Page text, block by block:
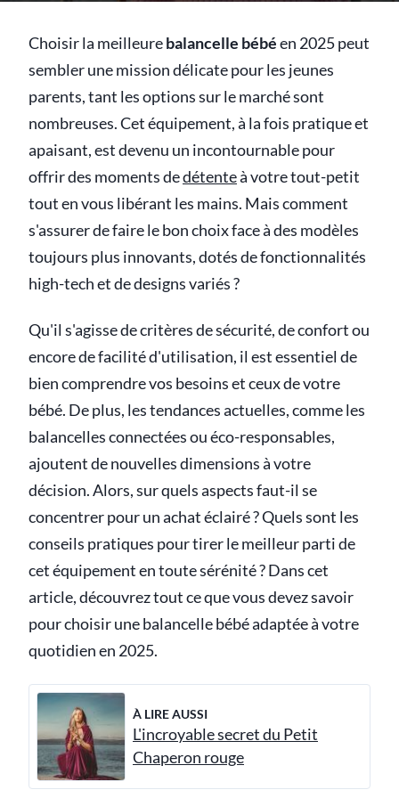
Choisir la meilleurebalancelle bébéen 2025 peut
sembler une mission délicate pour les jeunes
parents, tant les options sur le marché sont
nombreuses. Cet équipement, à la fois pratique et
apaisant, est devenu un incontournable pour
offrir des moments dedétenteà votre tout-petit
tout en vous libérant les mains. Mais comment
s'assurer de faire le bon choix face à des modèles
toujours plus innovants, dotés de fonctionnalités
high-tech et de designs variés ?
Qu'il s'agisse de critères de sécurité, de confort ou
encore de facilité d'utilisation, il est essentiel de
bien comprendre vos besoins et ceux de votre
bébé. De plus, les tendances actuelles, comme les
balancelles connectées ou éco-responsables,
ajoutent de nouvelles dimensions à votre
décision. Alors, sur quels aspects faut-il se
concentrer pour un achat éclairé ? Quels sont les
conseils pratiques pour tirer le meilleur parti de
cet équipement en toute sérénité ? Dans cet
article, découvrez tout ce que vous devez savoir
pour choisir une balancelle bébé adaptée à votre
quotidien en 2025.
À LIRE AUSSI
L'incroyable secret du Petit
Chaperon rouge